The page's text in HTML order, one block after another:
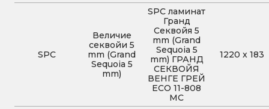
SPC
Величие
секвойи 5
mm (Grand
Sequoia 5
mm)
SPC ламинат
Гранд
Секвойя 5
mm (Grand
Sequoia 5
mm) ГРАНД
СЕКВОЙЯ
ВЕНГЕ ГРЕЙ
ECO 11-808
MC
1220 x 183